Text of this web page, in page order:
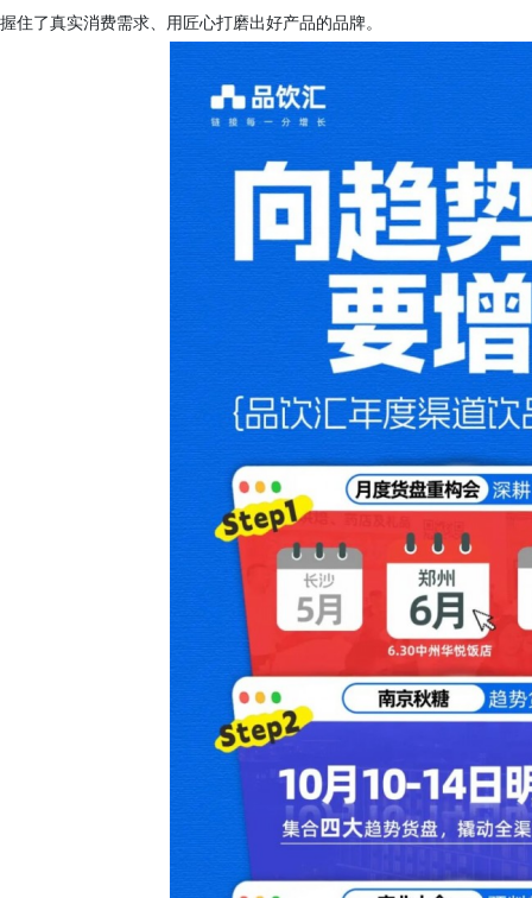
握住了真实消费需求、用匠心打磨出好产品的品牌。